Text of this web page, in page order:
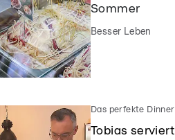
Sommer
Besser Leben
Das perfekte Dinner
Tobias serviert